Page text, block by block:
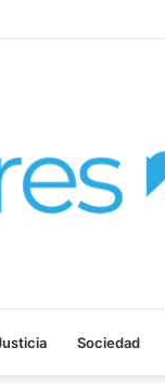
Sociedad